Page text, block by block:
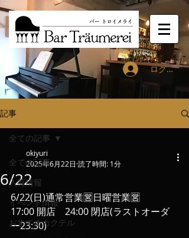
ログイン
記事
全ての記事
入荷情報
イベント情報
おすすめカクテル
全ての記事
6/22
okiyuri
2025年6月22日 読了時間: 1分
6/22(日)通常営業🈺日曜営業🈺
17:00 開店　24:00 閉店(ラストオーダ
ー23:30)